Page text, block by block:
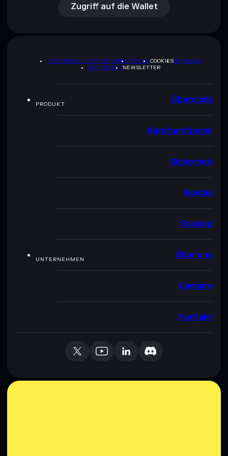
Zugriff auf die Wallet
DATENSCHUTZRICHTLINIETERMSCOOKIESSITEMAP
BRAND-KITNEWSLETTER
PRODUKT Übersicht
Kernfunktionen
Sicherheit
Handel
Staking
UNTERNEHMEN Über uns
Karriere
Kontakt